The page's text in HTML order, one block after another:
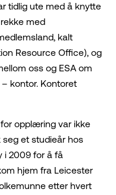
tidlig ute med å knytte
med
kalt
Resource Office), og
oss og ESA om
kontor. Kontoret
opplæring var ikke
et studieår hos
i 2009 for å få
hjem fra Leicester
etter hvert